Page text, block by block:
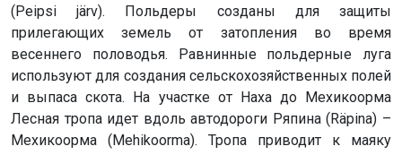
(Peipsi järv). Польдеры созданы для защиты
прилегающих земель от затопления во время
весеннего половодья. Равнинные польдерные луга
используют для создания сельскохозяйственных полей
и выпаса скота. На участке от Наха до Мехикоорма
Лесная тропа идет вдоль автодороги Ряпина (Räpina) –
Мехикоорма (Mehikoorma). Тропа приводит к маяку